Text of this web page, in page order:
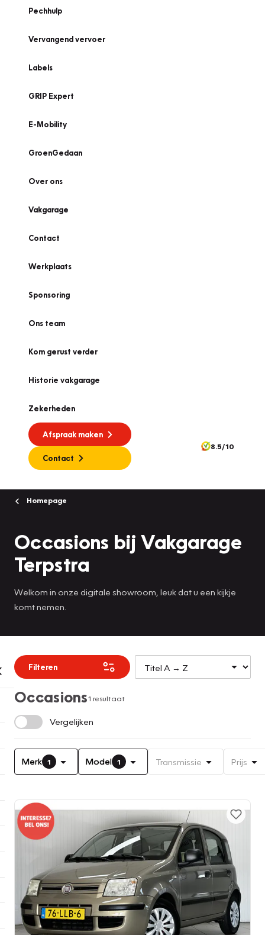
Pechhulp
Vervangend vervoer
Labels
GRIP Expert
E-Mobility
GroenGedaan
Over ons
Vakgarage
Contact
Werkplaats
Sponsoring
Ons team
Kom gerust verder
Historie vakgarage
Zekerheden
Afspraak maken
Contact
8.5/10
Homepage
Occasions bij Vakgarage
Terpstra
Welkom in onze digitale showroom, leuk dat u een kijkje
komt nemen.
Filteren
Occasions1 resultaat
Vergelijken
Merk 1 Model 1 Transmissie Prijs